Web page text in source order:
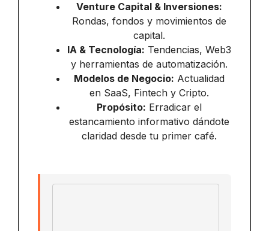
Venture Capital & Inversiones:
Rondas, fondos y movimientos de
capital.
IA & Tecnología: Tendencias, Web3
y herramientas de automatización.
Modelos de Negocio: Actualidad
en SaaS, Fintech y Cripto.
Propósito: Erradicar el
estancamiento informativo dándote
claridad desde tu primer café.